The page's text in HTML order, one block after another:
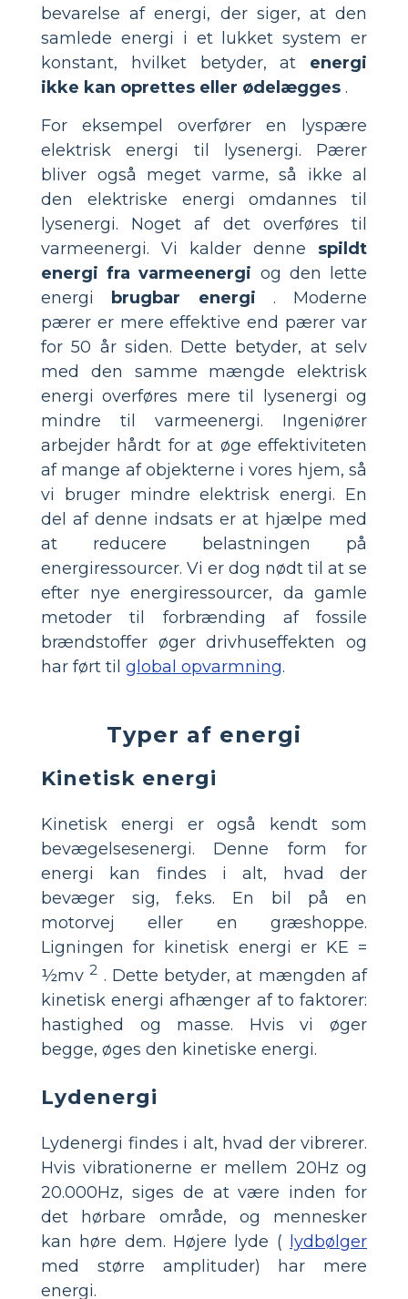
bevarelse af energi, der siger, at den
samlede energi i et lukket system er
konstant, hvilket betyder, at energi
ikke kan oprettes eller ødelægges .
For eksempel overfører en lyspære
elektrisk energi til lysenergi. Pærer
bliver også meget varme, så ikke al
den elektriske energi omdannes til
lysenergi. Noget af det overføres til
varmeenergi. Vi kalder denne spildt
energi fra varmeenergi og den lette
energi
brugbar energi . Moderne
pærer er mere effektive end pærer var
for 50 år siden. Dette betyder, at selv
med den samme mængde elektrisk
energi overføres mere til lysenergi og
mindre til varmeenergi. Ingeniører
arbejder hårdt for at øge effektiviteten
af mange af objekterne i vores hjem, så
vi bruger mindre elektrisk energi. En
del af denne indsats er at hjælpe med
at reducere belastningen på
energiressourcer. Vi er dog nødt til at se
efter nye energiressourcer, da gamle
metoder til forbrænding af fossile
brændstoffer øger drivhuseffekten og
har ført til global opvarmning.
Typer af energi
Kinetisk energi
Kinetisk energi er også kendt som
bevægelsesenergi. Denne form for
energi kan findes i alt, hvad der
bevæger sig, f.eks. En bil på en
motorvej eller en græshoppe.
Ligningen for kinetisk energi er KE =
½mv 2 . Dette betyder, at mængden af
kinetisk energi afhænger af to faktorer:
hastighed og masse. Hvis vi øger
begge, øges den kinetiske energi.
Lydenergi
Lydenergi findes i alt, hvad der vibrerer.
Hvis vibrationerne er mellem 20Hz og
20.000Hz, siges de at være inden for
det hørbare område, og mennesker
kan høre dem. Højere lyde (
lydbølger
med større amplituder) har mere
energi.